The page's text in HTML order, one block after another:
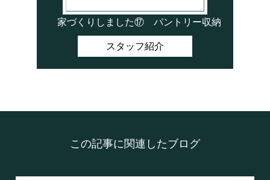
家づくりしました⑰ パントリー収納
スタッフ紹介
この記事に関連したブログ